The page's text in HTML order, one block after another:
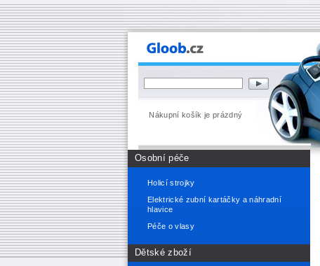
Nákupní košík je prázdný
Osobní péče
Holicí strojky
Elektrické zubní kartáčky a náhradní
hlavice
Péče o vlasy
Dětské zboží